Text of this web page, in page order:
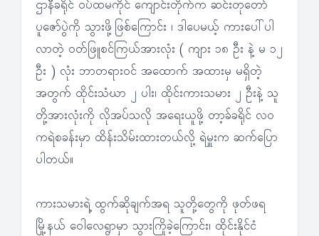
ဌာနီခရိုင် ဝပ်ထမကိုင် ကျောင်းတိုက်က ဆင်းတုတော်
ပူဇော်ပွဲကို သွားဖို့ဖြစ်ကြောင်း ၊ ဒါပေမယ့် ကားပေါ်ပါ
လာတဲ့ ဝတ်ဖြူစင်ကြယ်အားလုံး ( ကျား ၁၈ ဦး နဲ့ မ ၁၂
ဦး ) လုံး ဘာတရားဝင် အထောက် အထားမှ မရှိတဲ့
အတွက် ထိုင်းသံဃာ ၂ ပါး၊ ထိုင်းကားသမား ၂ ဦးနဲ့ သူ
တို့အားလုံးကို လိုအပ်သလို အရေးယူဖို့ တာ့ခ်ခရိုင် လဝ
ကရဲစခန်းမှာ ထိန်းသိမ်းထားတယ်လို့ ရဲမှူးက ဆက်ပြော
ပါတယ်။
ကားသမားရဲ့ ထွက်ဆိုချက်အရ သူတို့တွေကို ဖုတ်ဖရ
မြို့နယ် ဝေါလေရွာမှာ သွားကြိုခဲ့ကြောင်း၊ ထိုင်းနိုင်ငံ